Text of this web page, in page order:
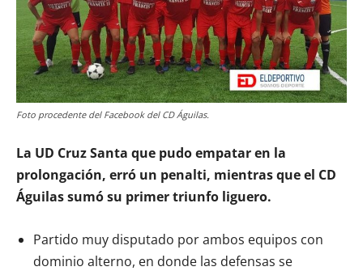
Foto procedente del Facebook del CD Águilas.
La UD Cruz Santa que pudo empatar en la
prolongación, erró un penalti, mientras que el CD
Águilas sumó su primer triunfo liguero.
Partido muy disputado por ambos equipos con
dominio alterno, en donde las defensas se